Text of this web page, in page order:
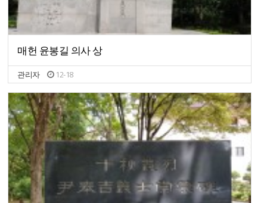
매헌 윤봉길 의사 상
관리자 12-18